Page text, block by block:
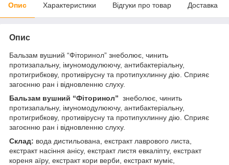
Опис Характеристики Відгуки про товар Доставка
Опис
Бальзам вушний “Фіторинол” знеболює, чинить
протизапальну, імуномодулюючу, антибактеріальну,
протигрибкову, противірусну та протипухлинну дію. Сприяє
загоєнню ран і відновленню слуху.
Бальзам вушний “Фіторинол” знеболює, чинить
протизапальну, імуномодулюючу, антибактеріальну,
протигрибкову, противірусну та протипухлинну дію. Сприяє
загоєнню ран і відновленню слуху.
Склад: вода дистильована, екстракт лаврового листа,
екстракт насіння анісу, екстракт листя евкаліпту, екстракт
кореня аїру, екстракт кори верби, екстракт муміє,